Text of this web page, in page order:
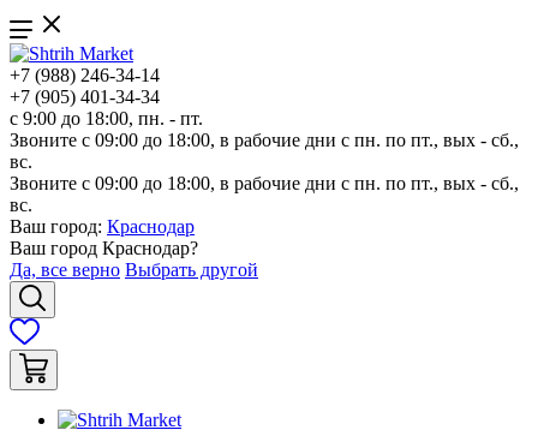
+7 (988) 246-34-14
+7 (905) 401-34-34
с 9:00 до 18:00, пн. - пт.
Звоните с 09:00 до 18:00, в рабочие дни с пн. по пт., вых - сб.,
вс.
Звоните с 09:00 до 18:00, в рабочие дни с пн. по пт., вых - сб.,
вс.
Ваш город: Краснодар
Ваш город Краснодар?
Да, все верно Выбрать другой